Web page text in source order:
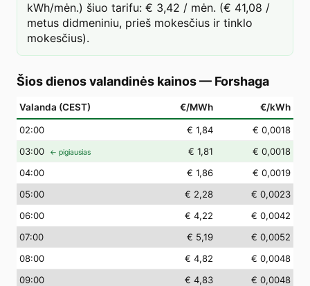
kWh/mėn.) šiuo tarifu: € 3,42 / mėn. (€ 41,08 /
metus didmeniniu, prieš mokesčius ir tinklo
mokesčius).
Šios dienos valandinės kainos— Forshaga
Valanda (CEST) €/MWh €/kWh
02:00 € 1,84
€ 0,0018
03:00 ← pigiausias € 1,81
€ 0,0018
04:00 € 1,86
€ 0,0019
05:00 € 2,28
€ 0,0023
06:00 € 4,22
€ 0,0042
07:00 € 5,19
€ 0,0052
08:00 € 4,82
€ 0,0048
09:00 € 4,83
€ 0,0048